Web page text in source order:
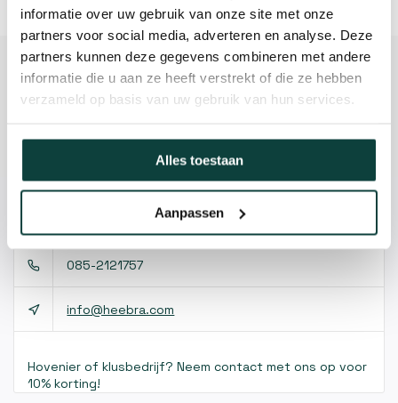
informatie over uw gebruik van onze site met onze
partners voor social media, adverteren en analyse. Deze
partners kunnen deze gegevens combineren met andere
informatie die u aan ze heeft verstrekt of die ze hebben
verzameld op basis van uw gebruik van hun services.
Alles toestaan
Aanpassen
Beschrijving
Reviews
Kunnen we je helpen?
085-2121757
info@heebra.com
Hovenier of klusbedrijf? Neem contact met ons op voor
10% korting!